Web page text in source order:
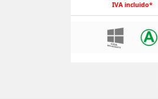
IVA incluido*